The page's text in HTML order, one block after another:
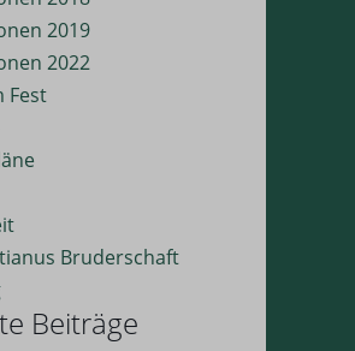
2019
2022
Fest
Bruderschaft
Beiträge
verschiedene Websites hinweg verfolgen.
alle Cookies, Domains und Dienste, die
Kategorien fallen oder nicht
wurden.